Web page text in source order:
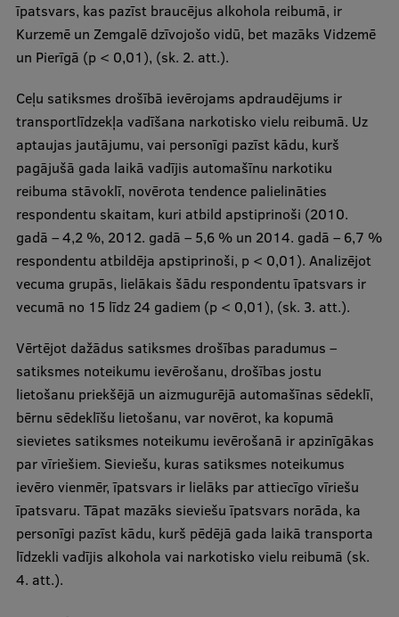
īpatsvars, kas pazīst braucējus alkohola reibumā, ir
Kurzemē un Zemgalē dzīvojošo vidū, bet mazāks Vidzemē
un Pierīgā (p < 0,01), (sk. 2. att.).
Ceļu satiksmes drošībā ievērojams apdraudējums ir
transportlīdzekļa vadīšana narkotisko vielu reibumā. Uz
aptaujas jautājumu, vai personīgi pazīst kādu, kurš
pagājušā gada laikā vadījis automašīnu narkotiku
reibuma stāvoklī, novērota tendence palielināties
respondentu skaitam, kuri atbild apstiprinoši (2010.
gadā – 4,2 %, 2012. gadā – 5,6 % un 2014. gadā – 6,7 %
respondentu atbildēja apstiprinoši, p < 0,01). Analizējot
vecuma grupās, lielākais šādu respondentu īpatsvars ir
vecumā no 15 līdz 24 gadiem (p < 0,01), (sk. 3. att.).
Vērtējot dažādus satiksmes drošības paradumus –
satiksmes noteikumu ievērošanu, drošības jostu
lietošanu priekšējā un aizmugurējā automašīnas sēdeklī,
bērnu sēdeklīšu lietošanu, var novērot, ka kopumā
sievietes satiksmes noteikumu ievērošanā ir apzinīgākas
par vīriešiem. Sieviešu, kuras satiksmes noteikumus
ievēro vienmēr, īpatsvars ir lielāks par attiecīgo vīriešu
īpatsvaru. Tāpat mazāks sieviešu īpatsvars norāda, ka
personīgi pazīst kādu, kurš pēdējā gada laikā transporta
līdzekli vadījis alkohola vai narkotisko vielu reibumā (sk.
4. att.).